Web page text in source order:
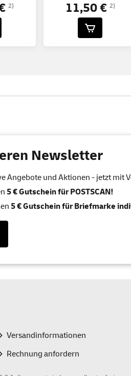
2) 11,50 € 2)
Newsletter
Angebote und Aktionen - jetzt mit
5 € Gutschein für POSTSCAN!
5 € Gutschein für Briefmarke
Versandinformationen
Rechnung anfordern